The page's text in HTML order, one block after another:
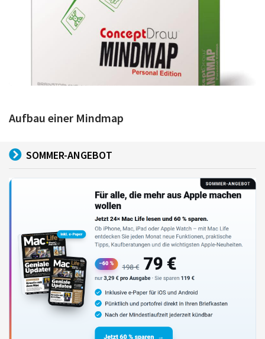
Aufbau einer Mindmap
SOMMER-ANGEBOT